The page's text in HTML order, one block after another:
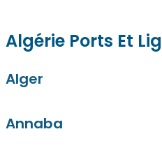
Algérie Ports Et
Alger
Annaba